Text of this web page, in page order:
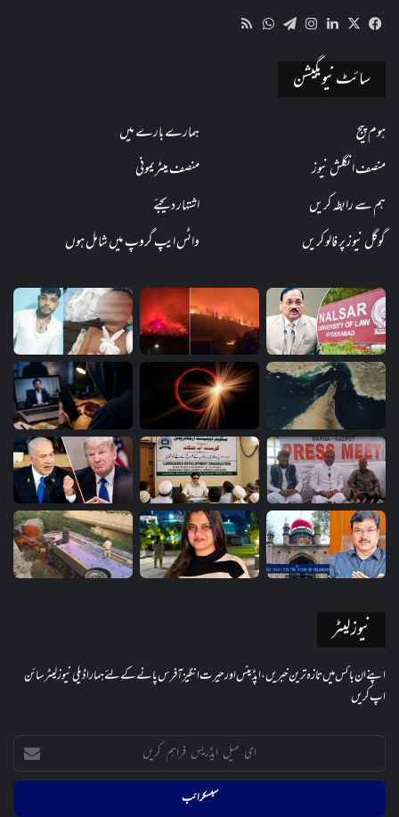
Facebook
X
LinkedIn
Instagram
Telegram
WhatsApp
سائٹ نیویگیشن
ہوم پیج
ہمارے بارے میں
منصف انگلش نیوز
منصف میٹریمونی
ہم سے رابطہ کریں
اشتہار دیجئے
گوگل نیوز پر فالو کریں
واٹس ایپ گروپ میں شامل ہوں
نیوز لیٹر
اپنے ان باکس میں تازہ ترین خبریں، اپڈیٹس اور حیرت انگیز آفرس پانے کے لئے ہمارا ڈیلی نیوز لیٹر سائن
اپ کریں
ایڈریس